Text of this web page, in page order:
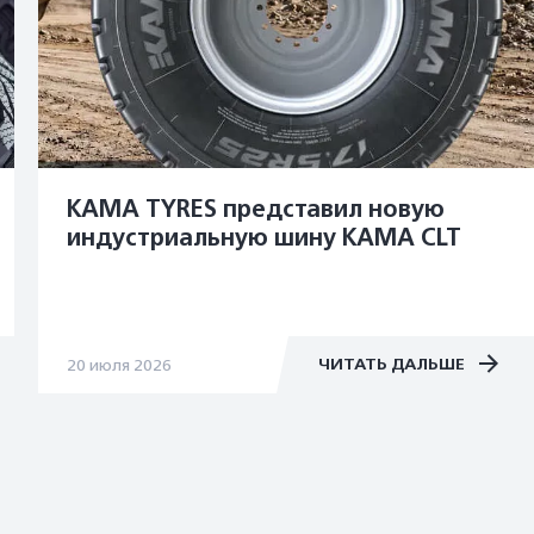
KAMA TYRES представил новую
индустриальную шину KAMA CLT
20 июля 2026 ЧИТАТЬ ДАЛЬШЕ